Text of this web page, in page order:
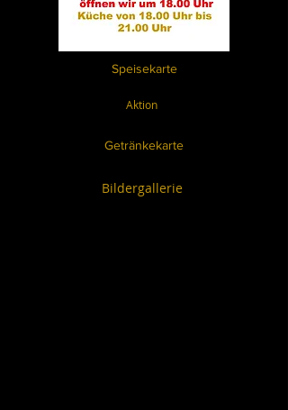
Speisekarte
Aktion
Getränkekarte
Bildergallerie